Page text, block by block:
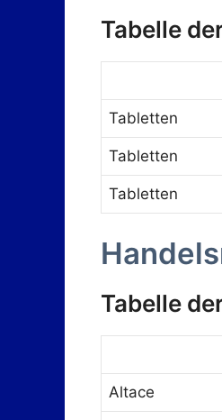
Tabelle
Tabletten
Tabletten
Tabletten
Tabelle
Altace